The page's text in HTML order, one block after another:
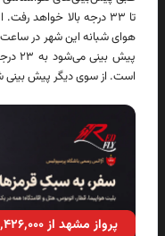
تا ۳۳ درجه بالا خواهد
هوای شبانه این شهر در
پیش
است. از سوی دیگر پیش بینی
پرواز مشهد از ۱٬۴۲۶٬۰۰۰ تومان